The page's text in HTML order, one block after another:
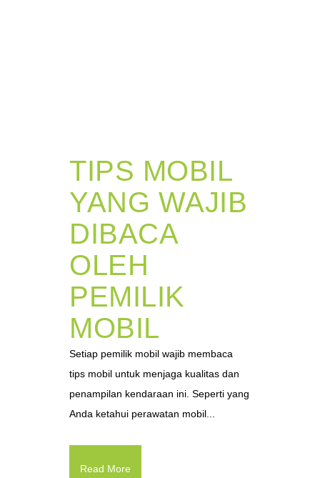
TIPS MOBIL
YANG WAJIB
DIBACA
OLEH
PEMILIK
MOBIL
Setiap pemilik mobil wajib membaca
tips mobil untuk menjaga kualitas dan
penampilan kendaraan ini. Seperti yang
Anda ketahui perawatan mobil...
Read More